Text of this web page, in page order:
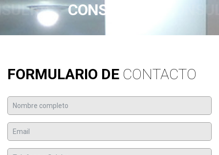
CONSULTAS
FORMULARIO DE CONTACTO